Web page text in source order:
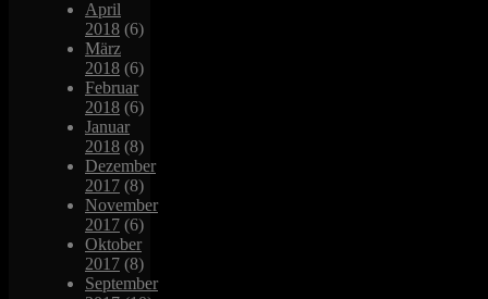
April
2018 (6)
März
2018 (6)
Februar
2018 (6)
Januar
2018 (8)
Dezember
2017 (8)
November
2017 (6)
Oktober
2017 (8)
September